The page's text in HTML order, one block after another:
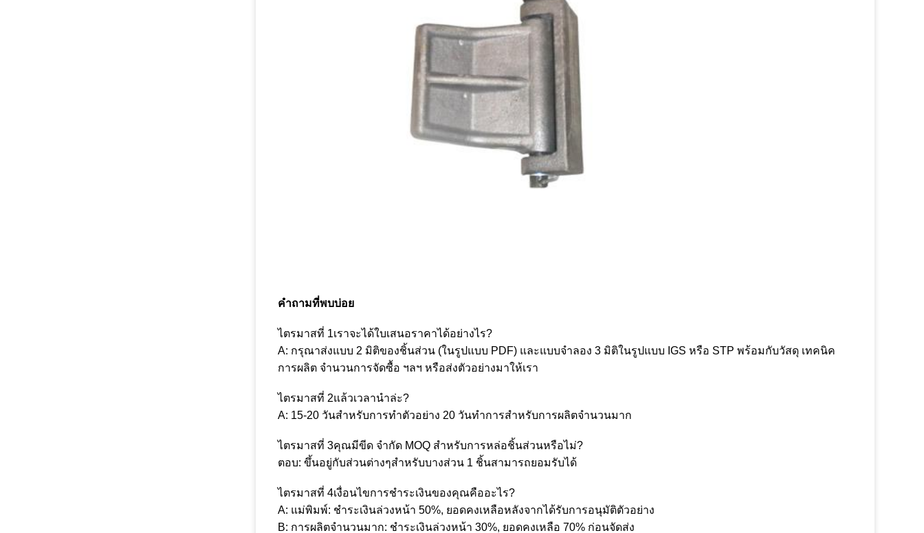
คำถามที่พบบ่อย
ไตรมาสที่ 1เราจะได้ใบเสนอราคาได้อย่างไร?
A: กรุณาส่งแบบ 2 มิติของชิ้นส่วน (ในรูปแบบ PDF) และแบบจำลอง 3 มิติในรูปแบบ IGS หรือ STP พร้อมกับวัสดุ เทคนิค
การผลิต จำนวนการจัดซื้อ ฯลฯ หรือส่งตัวอย่างมาให้เรา
ไตรมาสที่ 2แล้วเวลานำล่ะ?
A: 15-20 วันสำหรับการทำตัวอย่าง 20 วันทำการสำหรับการผลิตจำนวนมาก
ไตรมาสที่ 3คุณมีขีด จำกัด MOQ สำหรับการหล่อชิ้นส่วนหรือไม่?
ตอบ: ขึ้นอยู่กับส่วนต่างๆสำหรับบางส่วน 1 ชิ้นสามารถยอมรับได้
ไตรมาสที่ 4เงื่อนไขการชำระเงินของคุณคืออะไร?
A: แม่พิมพ์: ชำระเงินล่วงหน้า 50%, ยอดคงเหลือหลังจากได้รับการอนุมัติตัวอย่าง
B: การผลิตจำนวนมาก: ชำระเงินล่วงหน้า 30%, ยอดคงเหลือ 70% ก่อนจัดส่ง